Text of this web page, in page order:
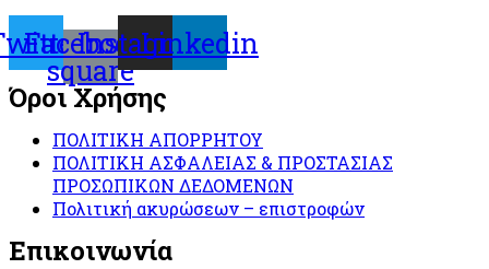
Facebook-
square
Instagram
Linkedin
Όροι Χρήσης
ΠΟΛΙΤΙΚΗ ΑΠΟΡΡΗΤΟΥ
ΠΟΛΙΤΙΚΗ ΑΣΦΑΛΕΙΑΣ & ΠΡΟΣΤΑΣΙΑΣ
ΠΡΟΣΩΠΙΚΩΝ ΔΕΔΟΜΕΝΩΝ
Πολιτική ακυρώσεων – επιστροφών
Επικοινωνία